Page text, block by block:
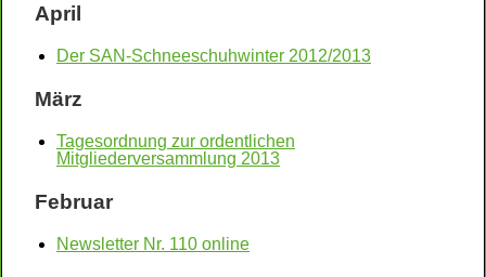
April
Der SAN-Schneeschuhwinter 2012/2013
März
Tagesordnung zur ordentlichen
Mitgliederversammlung 2013
Februar
Newsletter Nr. 110 online